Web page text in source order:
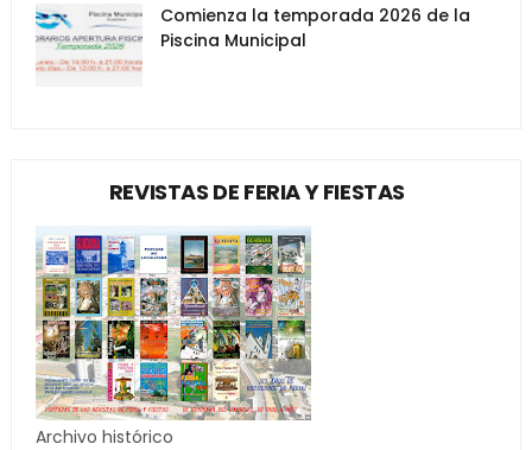
Comienza la temporada 2026 de la
Piscina Municipal
REVISTAS DE FERIA Y FIESTAS
Archivo histórico